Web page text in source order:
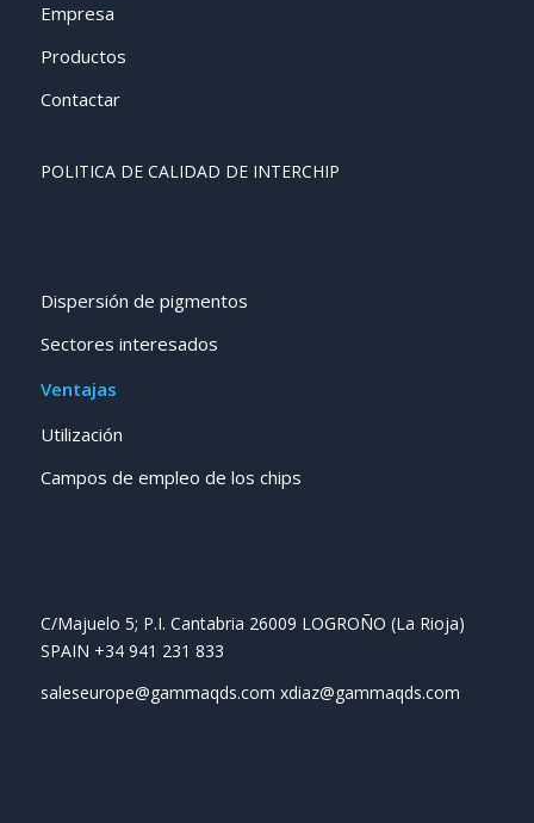
Empresa
Productos
Contactar
POLITICA DE CALIDAD DE INTERCHIP
Dispersión de pigmentos
Sectores interesados
Ventajas
Utilización
Campos de empleo de los chips
C/Majuelo 5; P.I. Cantabria 26009 LOGROÑO (La Rioja)
SPAIN +34 941 231 833
saleseurope@gammaqds.com xdiaz@gammaqds.com